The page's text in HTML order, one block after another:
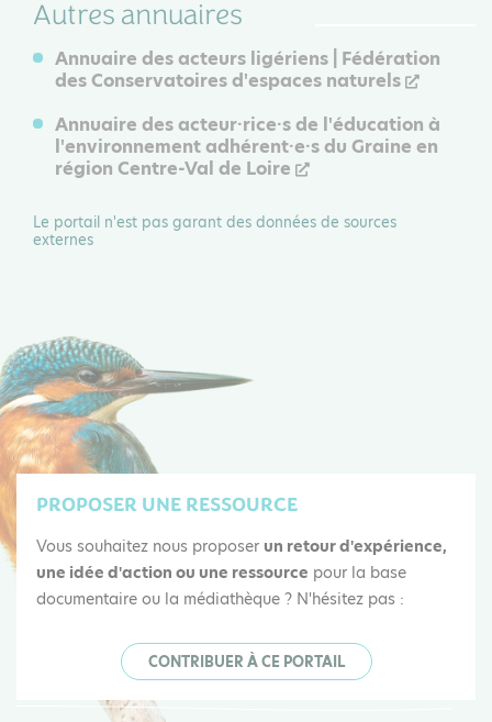
Autres annuaires
Annuaire des acteurs ligériens | Fédération
des Conservatoires d'espaces naturels
Annuaire des acteur·rice·s de l'éducation à
l'environnement adhérent·e·s du Graine en
région Centre-Val de Loire
Le portail n'est pas garant des données de sources
externes
PROPOSER UNE RESSOURCE
Vous souhaitez nous proposer un retour d'expérience,
une idée d'action ou une ressource pour la base
documentaire ou la médiathèque ? N'hésitez pas :
CONTRIBUER À CE PORTAIL